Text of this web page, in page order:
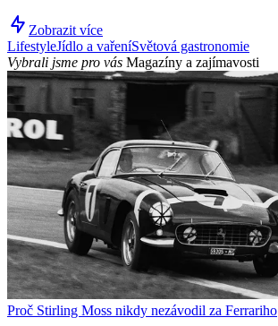
Zobrazit více
LifestyleJídlo a vařeníSvětová gastronomie
Vybrali jsme pro vás Magazíny a zajímavosti
Proč Stirling Moss nikdy nezávodil za Ferrariho